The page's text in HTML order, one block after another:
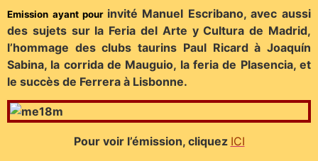
Emission ayant pour invité Manuel Escribano, avec aussi
des sujets sur la Feria del Arte y Cultura de Madrid,
l’hommage des clubs taurins Paul Ricard à Joaquín
Sabina, la corrida de Mauguio, la feria de Plasencia, et
le succès de Ferrera à Lisbonne.
Pour voir l’émission, cliquez ICI